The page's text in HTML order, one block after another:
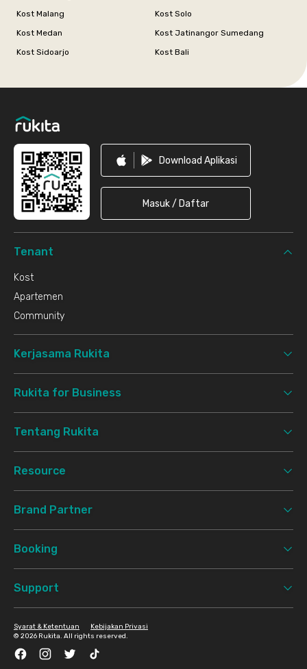
Kost Malang
Kost Solo
Kost Medan
Kost Jatinangor Sumedang
Kost Sidoarjo
Kost Bali
Download Aplikasi
Masuk / Daftar
Tenant
Kost
Apartemen
Community
Kerjasama Rukita
Rukita for Business
Tentang Rukita
Resource
Brand Partner
Booking
Support
© 2026 Rukita. All rights reserved.
Syarat & Ketentuan Kebijakan Privasi
FacebookInstagramTwitter TikTok